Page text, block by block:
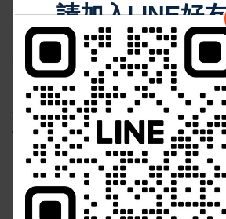
Sep 02 2024 4919
2024年8月台灣新車掛牌數 29,403 輛，
車款市占率超過5成
📍 Columbus
請加入LINE好
中 華 超 傳
Https://reurl.cc/